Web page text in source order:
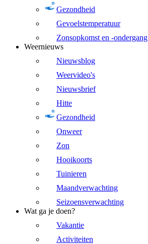
Gezondheid
Gevoelstemperatuur
Zonsopkomst en -ondergang
Weernieuws
Nieuwsblog
Weervideo's
Nieuwsbrief
Hitte
Gezondheid
Onweer
Zon
Hooikoorts
Tuinieren
Maandverwachting
Seizoensverwachting
Wat ga je doen?
Vakantie
Activiteiten